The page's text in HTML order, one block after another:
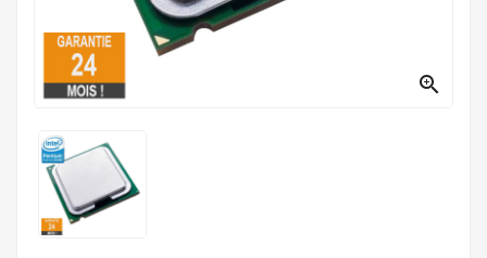
En-
Processeurs
Mémoires
RAM
